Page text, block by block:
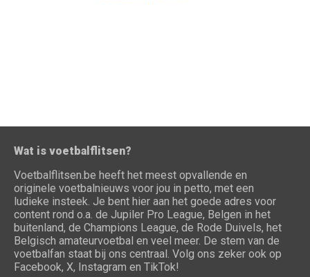
Wat is voetbalflitsen?
Voetbalflitsen.be heeft het meest opvallende en
originele voetbalnieuws voor jou in petto, met een
ludieke insteek. Je bent hier aan het goede adres voor
content rond o.a. de Jupiler Pro League, Belgen in het
buitenland, de Champions League, de Rode Duivels, het
Belgisch amateurvoetbal en veel meer. De stem van de
voetbalfan staat bij ons centraal. Volg ons zeker ook op
Facebook, X, Instagram en TikTok!